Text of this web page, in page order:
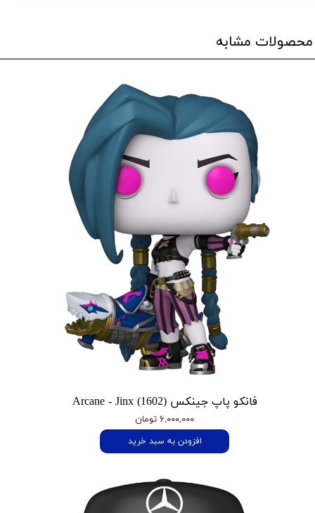
محصولات مشابه
فانکو پاپ جینکس Arcane - Jinx (1602)
۶,۰۰۰,۰۰۰ تومان
افزودن به سبد خرید